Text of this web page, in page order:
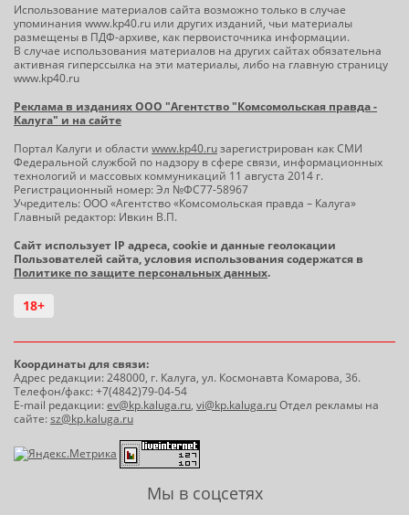
Использование материалов сайта возможно только в случае
упоминания www.kp40.ru или других изданий, чьи материалы
размещены в ПДФ-архиве, как первоисточника информации.
В случае использования материалов на других сайтах обязательна
активная гиперссылка на эти материалы, либо на главную страницу
www.kp40.ru
Реклама в изданиях ООО "Агентство "Комсомольская правда -
Калуга" и на сайте
Портал Калуги и области www.kp40.ruзарегистрирован как СМИ
Федеральной службой по надзору в сфере связи, информационных
технологий и массовых коммуникаций 11 августа 2014 г.
Регистрационный номер: Эл №ФС77-58967
Учредитель: ООО «Агентство «Комсомольская правда – Калуга»
Главный редактор: Ивкин В.П.
Сайт использует IP адреса, cookie и данные геолокации
Пользователей сайта, условия использования содержатся в
Политике по защите персональных данных.
18+
Координаты для связи:
Адрес редакции: 248000, г. Калуга, ул. Космонавта Комарова, 36.
Телефон/факс: +7(4842)79-04-54
E-mail редакции:ev@kp.kaluga.ru, vi@kp.kaluga.ruОтдел рекламы на
сайте:sz@kp.kaluga.ru
Мы в соцсетях